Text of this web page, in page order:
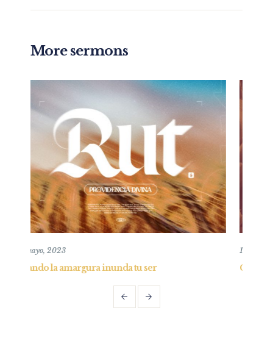
More sermons
Confianza en la oscuridad y consejo al